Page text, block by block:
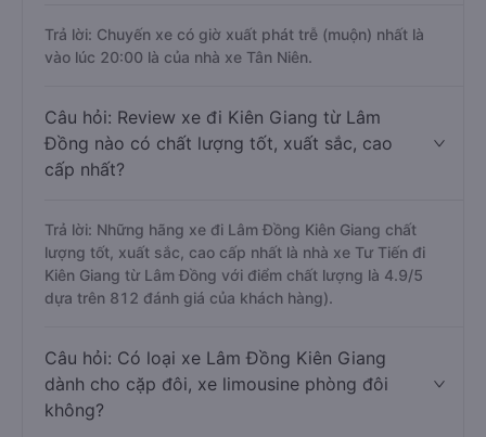
Trả lời: Chuyến xe có giờ xuất phát trễ (muộn) nhất là
vào lúc 20:00 là của nhà xe Tân Niên.
Câu hỏi: Review xe đi Kiên Giang từ Lâm
Đồng nào có chất lượng tốt, xuất sắc, cao
cấp nhất?
Trả lời: Những hãng xe đi Lâm Đồng Kiên Giang chất
lượng tốt, xuất sắc, cao cấp nhất là nhà xe Tư Tiến đi
Kiên Giang từ Lâm Đồng với điểm chất lượng là 4.9/5
dựa trên 812 đánh giá của khách hàng).
Câu hỏi: Có loại xe Lâm Đồng Kiên Giang
dành cho cặp đôi, xe limousine phòng đôi
không?